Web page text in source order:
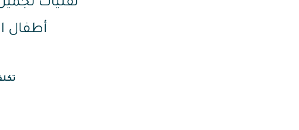
تقنيات
أطفال